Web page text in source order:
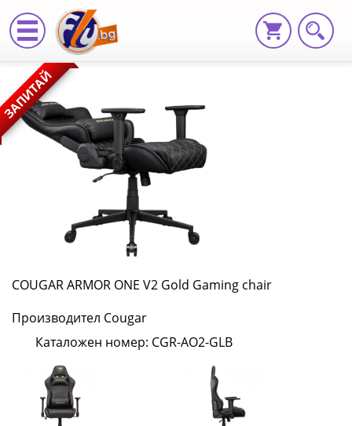
COUGAR
ARMOR
ONE
V2
Gold
Gaming
chair
CGR-
AO2-
GLB
|
Fly.bg
ЗАПИТАЙ
COUGAR ARMOR ONE V2 Gold Gaming chair
Производител Cougar
Каталожен номер: CGR-AO2-GLB